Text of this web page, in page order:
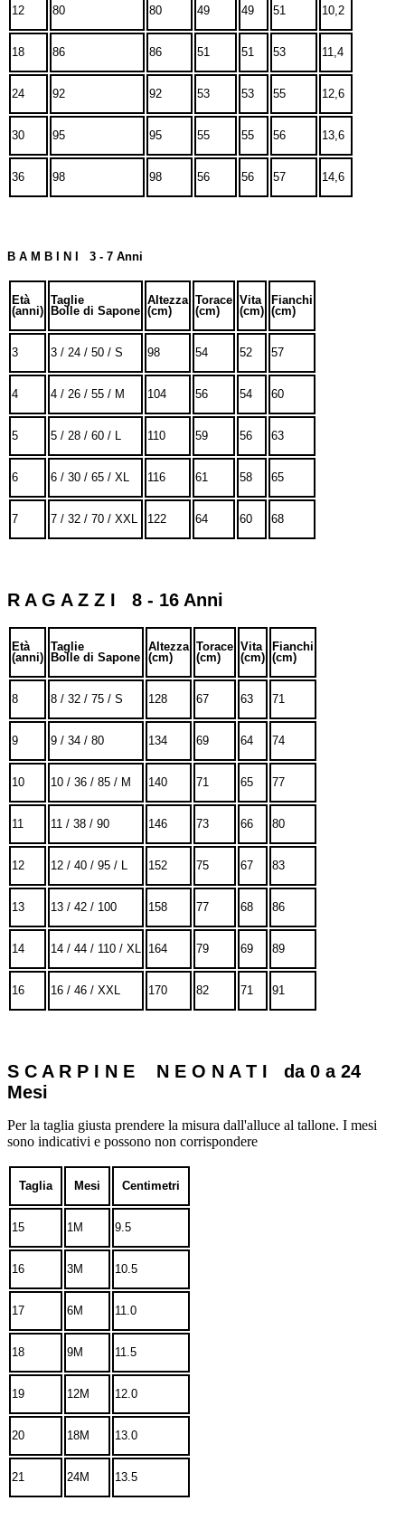
12 80 80 49 49 51 10,2
18 86 86 51 51 53 11,4
24 92 92 53 53 55 12,6
30 95 95 55 55 56 13,6
36 98 98 56 56 57 14,6
B A M B I N I 3 - 7 Anni
Età
(anni)
Taglie
Bolle di Sapone
Altezza
(cm)
Torace
(cm)
Vita
(cm)
Fianchi
(cm)
3 3 / 24 / 50 / S 98 54 52 57
4 4 / 26 / 55 / M 104 56 54 60
5 5 / 28 / 60 / L 110 59 56 63
6 6 / 30 / 65 / XL 116 61 58 65
7 7 / 32 / 70 / XXL 122 64 60 68
R A G A Z Z I 8 - 16 Anni
Età
(anni)
Taglie
Bolle di Sapone
Altezza
(cm)
Torace
(cm)
Vita
(cm)
Fianchi
(cm)
8 8 / 32 / 75 / S 128 67 63 71
9 9 / 34 / 80 134 69 64 74
10 10 / 36 / 85 / M 140 71 65 77
11 11 / 38 / 90 146 73 66 80
12 12 / 40 / 95 / L 152 75 67 83
13 13 / 42 / 100 158 77 68 86
14 14 / 44 / 110 / XL 164 79 69 89
16 16 / 46 / XXL 170 82 71 91
S C A R P I N E N E O N A T I da 0 a 24
Mesi
Per la taglia giusta prendere la misura dall'alluce al tallone. I mesi
sono indicativi e possono non corrispondere
Taglia Mesi Centimetri
15 1M 9.5
16 3M 10.5
17 6M 11.0
18 9M 11.5
19 12M 12.0
20 18M 13.0
21 24M 13.5